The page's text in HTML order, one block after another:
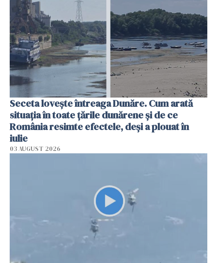
Seceta lovește întreaga Dunăre. Cum arată
situația în toate țările dunărene și de ce
România resimte efectele, deși a plouat în
iulie
03 AUGUST 2026